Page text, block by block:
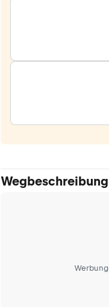
Wegbeschreibung
Werbung